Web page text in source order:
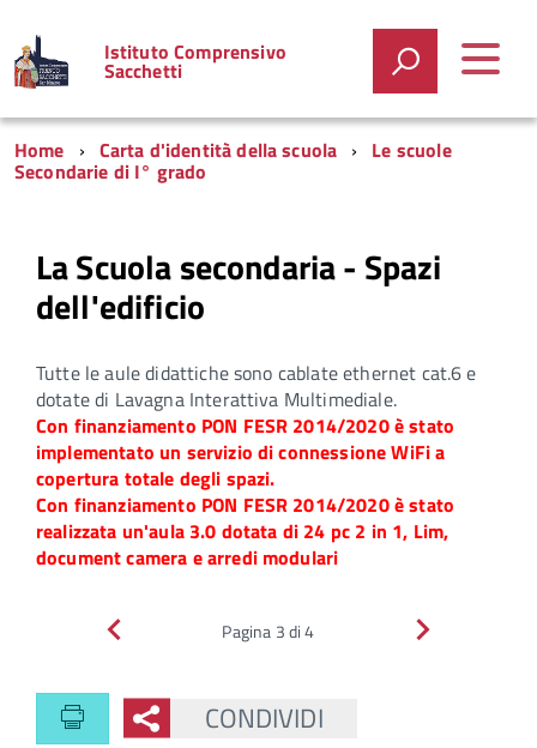
Istituto Comprensivo
Sacchetti
Home Carta d'identità della scuola Le scuole
Secondarie di I° grado
La Scuola secondaria - Spazi
dell'edificio
Tutte le aule didattiche sono cablate ethernet cat.6 e
dotate di Lavagna Interattiva Multimediale.
Con finanziamento PON FESR 2014/2020 è stato
implementato un servizio di connessione WiFi a
copertura totale degli spazi.
Con finanziamento PON FESR 2014/2020 è stato
realizzata un'aula 3.0 dotata di 24 pc 2 in 1, Lim,
document camera e arredi modulari
Pagina 3 di 4
CONDIVIDI